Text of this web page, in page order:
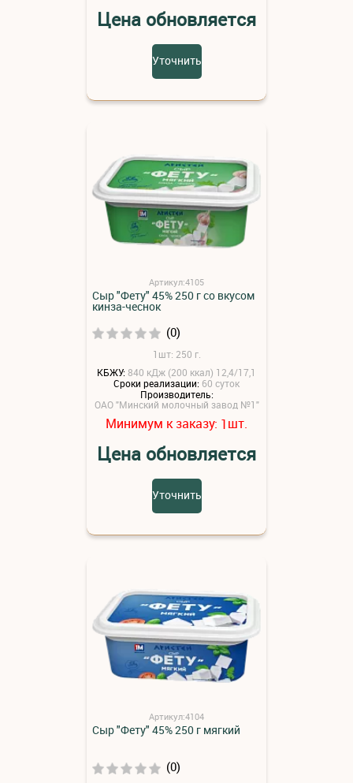
Цена обновляется
Уточнить
Артикул:4105
Сыр "Фету" 45% 250 г со вкусом
кинза-чеснок
(0)
1шт: 250 г.
КБЖУ:840 кДж (200 ккал) 12,4/17,1
Сроки реализации: 60 суток
Производитель:
ОАО "Минский молочный завод №1"
Минимум к заказу: 1шт.
Цена обновляется
Уточнить
Артикул:4104
Сыр "Фету" 45% 250 г мягкий
(0)